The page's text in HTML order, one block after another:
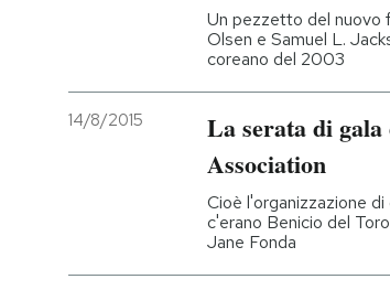
Un pezzetto del nuovo
Olsen e Samuel L.
coreano del 2003
14/8/2015
La serata di
Association
Cioè l'organizzazione
c'erano Benicio del
Jane Fonda